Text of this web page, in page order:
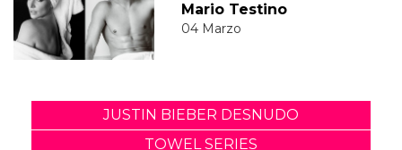
Mario Testino
04 Marzo
JUSTIN BIEBER DESNUDO
TOWEL SERIES